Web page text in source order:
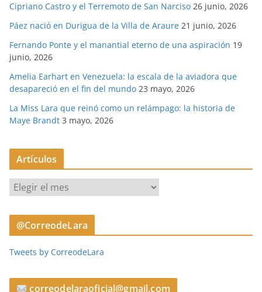
Cipriano Castro y el Terremoto de San Narciso 26 junio, 2026
Páez nació en Durigua de la Villa de Araure 21 junio, 2026
Fernando Ponte y el manantial eterno de una aspiración 19
junio, 2026
Amelia Earhart en Venezuela: la escala de la aviadora que
desapareció en el fin del mundo 23 mayo, 2026
La Miss Lara que reinó como un relámpago: la historia de
Maye Brandt 3 mayo, 2026
Artículos
r
t
u
@CorreodeLara
Tweets by CorreodeLara
correodelaraoficial@gmail.com